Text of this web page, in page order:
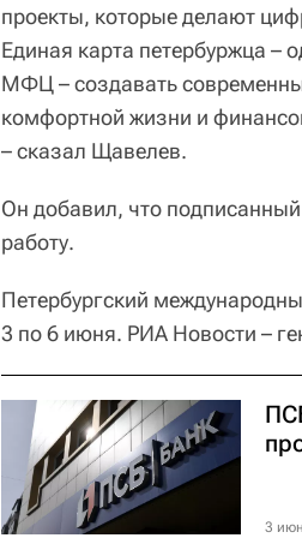
проекты, которые делают
Единая карта петербуржца –
МФЦ – создавать
комфортной жизни и
– сказал Щавелев.
Он добавил, что
работу.
Петербургский
3 по 6 июня. РИА Новости –
3